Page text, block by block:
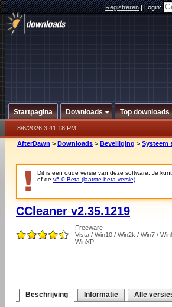
Registreren|Login:
Startpagina Downloads Top downloads
8/6/2026 3:41:18 PM
AfterDawn > Downloads > Beveiliging > Systeem
Dit is een oude versie van deze software. Je
of de v5.0 Beta (laatste beta versie)
CCleaner v2.35.1219
Freeware
Vista / Win10 / Win2k / Win7 /
WinXP
Beschrijving Informatie Alle